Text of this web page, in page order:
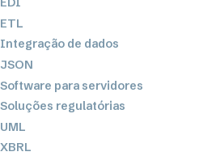
ETL
Integração de dados
JSON
Software para servidores
Soluções regulatórias
UML
XBRL